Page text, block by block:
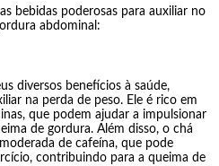
bebidas poderosas para auxiliar no
abdominal:
diversos benefícios à saúde,
na perda de peso. Ele é rico em
que podem ajudar a impulsionar
de gordura. Além disso, o chá
de cafeína, que pode
contribuindo para a queima de